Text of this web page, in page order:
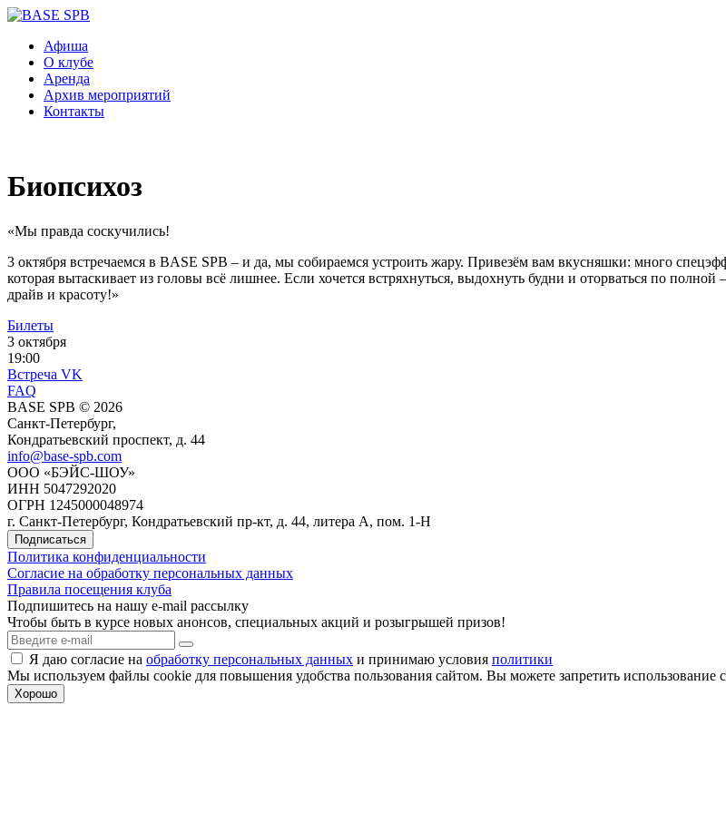
Афиша
О клубе
Аренда
Архив мероприятий
Контакты
Биопсихоз
«Мы правда соскучились!
3 октября встречаемся в BASE SPB – и да, мы собираемся устроить жару. Привезём вам вкусняшки: много
которая вытаскивает из головы всё лишнее. Если хочется встряхнуться, выдохнуть будни и оторваться по
драйв и красоту!»
Билеты
3 октября
19:00
Встреча VK
FAQ
BASE SPB © 2026
Санкт-Петербург,
Кондратьевский проспект, д. 44
info@base-spb.com
ООО «БЭЙС-ШОУ»
ИНН 5047292020
ОГРН 1245000048974
г. Санкт-Петербург, Кондратьевский пр-кт, д. 44, литера А, пом. 1-Н
Подписаться
Политика конфиденциальности
Согласие на обработку персональных данных
Правила посещения клуба
Подпишитесь на нашу e-mail рассылку
Чтобы быть в курсе новых анонсов, специальных акций и розыгрышей призов!
Я даю согласие на обработку персональных данных и принимаю условия политики
Мы используем файлы cookie для повышения удобства пользования cайтом. Вы можете запретить использование
Хорошо